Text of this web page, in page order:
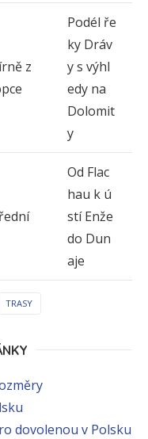
z
Podél ře
ky Dráv
y s výhl
edy na
Dolomit
y
Od Flac
hau k ú
stí Enže
do Dun
aje
TRASY
dovolenou v Polsku